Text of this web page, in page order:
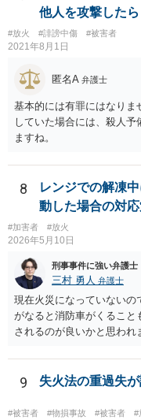
漏れ等のないよう、あな
認しておくとよろしいか
失火罪や重過失失火罪等に
警察が立件•捜査している
ます。 【参考】失火ノ責
ノ場合ニハ之ヲ適用セス
ノ限ニ在ラス 【参考】刑
八条に規定する物又は他
した者は、五十万円以下
に規定する物であって自
物を焼損し、よって公共の
る。 （業務上失火等）
行為が業務上必要な注意
よるときは、三年以下の
他人を攻撃したら
#放火 #誹謗中傷 #被害者
2021年8月1日
匿名A 弁護士
基本的には有罪にはなりま
していた場合には、殺人予
ますね。
8
レンジでの解凍
動した場合の対応
#加害者 #放火
2026年5月10日
刑事事件に強い弁護士
三村 勇人 弁護士
現在火災になっていないの
がなると消防車がくること
されるのが良いかと思われ
9 失火法の重過失
#被害者 #物損事故 #被害者 #